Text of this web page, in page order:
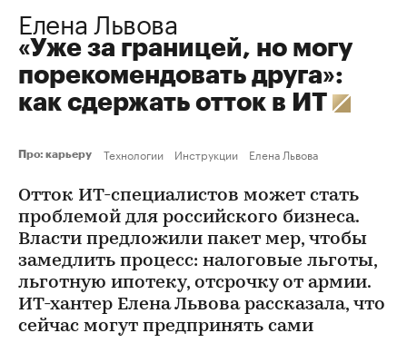
Елена Львова
«Уже за границей, но могу
порекомендовать друга»:
как сдержать отток в ИТ
Про: карьеру Технологии Инструкции Елена Львова
Отток ИТ-специалистов может стать
проблемой для российского бизнеса.
Власти предложили пакет мер, чтобы
замедлить процесс: налоговые льготы,
льготную ипотеку, отсрочку от армии.
ИТ-хантер Елена Львова рассказала, что
сейчас могут предпринять сами